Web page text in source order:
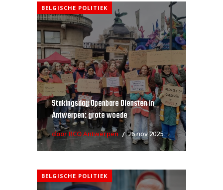
BELGISCHE POLITIEK
Stakingsdag Openbare Diensten in
Antwerpen: grote woede
door RCO Antwerpen 26 nov 2025
BELGISCHE POLITIEK